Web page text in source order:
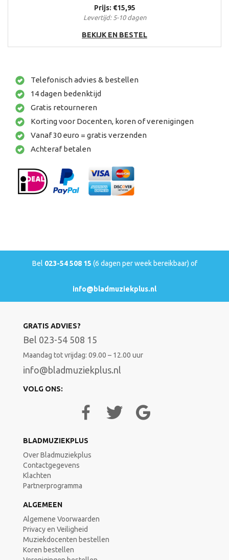
Prijs: €15,95
Levertijd: 5-10 dagen
BEKIJK EN BESTEL
Telefonisch advies & bestellen
14 dagen bedenktijd
Gratis retourneren
Korting voor Docenten, koren of verenigingen
Vanaf 30 euro = gratis verzenden
Achteraf betalen
Bel 023-54 508 15 (6 dagen per week bereikbaar) of
info@bladmuziekplus.nl
GRATIS ADVIES?
Bel 023-54 508 15
Maandag tot vrijdag: 09.00 – 12.00 uur
info@bladmuziekplus.nl
VOLG ONS:
BLADMUZIEKPLUS
Over Bladmuziekplus
Contactgegevens
Klachten
Partnerprogramma
ALGEMEEN
Algemene Voorwaarden
Privacy en Veiligheid
Muziekdocenten bestellen
Koren bestellen